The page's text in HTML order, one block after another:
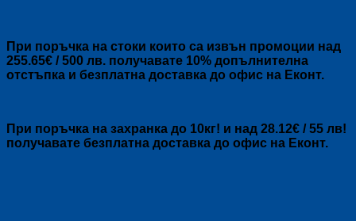
При поръчка на стоки които са извън промоции над
255.65€ / 500 лв. получавате 10% допълнителна
отстъпка и безплатна доставка до офис на Еконт.
При поръчка на захранка до 10кг! и над 28.12€ / 55 лв!
получавате безплатна доставка до офис на Еконт.